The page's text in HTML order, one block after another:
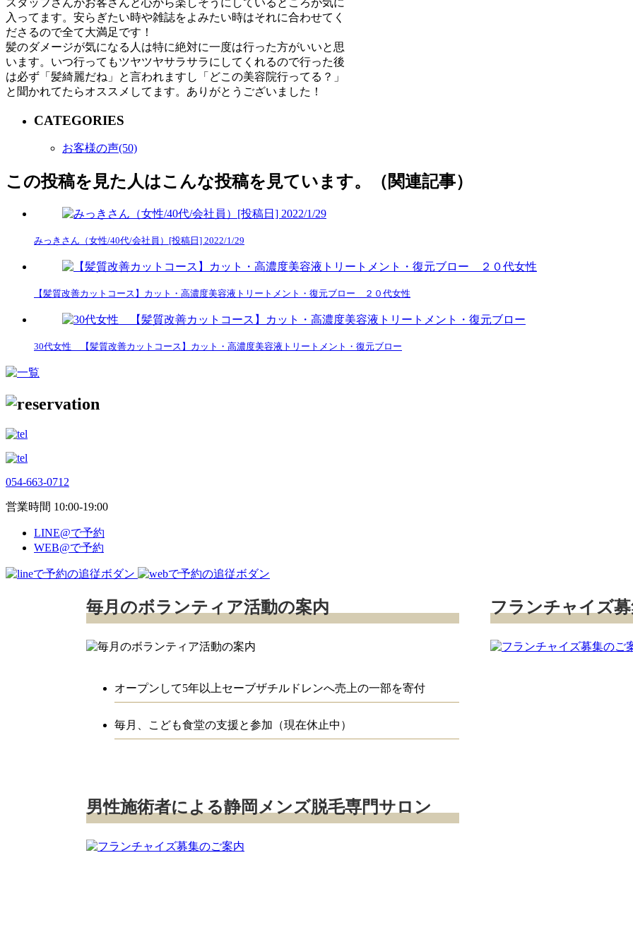
入ってます。安らぎたい時や雑誌をよみたい時はそれに合わせてく
ださるので全て大満足です！
髪のダメージが気になる人は特に絶対に一度は行った方がいいと思
います。いつ行ってもツヤツヤサラサラにしてくれるので行った後
は必ず「髪綺麗だね」と言われますし「どこの美容院行ってる？」
と聞かれてたらオススメしてます。ありがとうございました！
CATEGORIES
お客様の声(50)
この投稿を見た人はこんな投稿を見ています。（関連記事）
みっきさん（女性/40代/会社員）[投稿日] 2022/1/29
【髪質改善カットコース】カット・高濃度美容液トリートメント・復元ブロー ２０代女性
30代女性 【髪質改善カットコース】カット・高濃度美容液トリートメント・復元ブロー
054-663-0712
営業時間 10:00-19:00
LINE@で予約
WEB@で予約
毎月のボランティア活動の案内
オープンして5年以上セーブザチルドレンへ売上の一部を寄付
毎月、こども食堂の支援と参加（現在休止中）
フランチャイズ
男性施術者による静岡メンズ脱毛専門サロン